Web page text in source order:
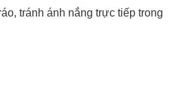
tránh ánh nắng trực tiếp trong